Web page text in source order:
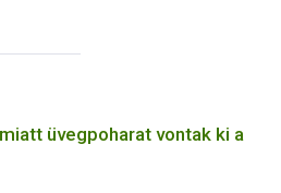
üvegpoharat vontak ki a